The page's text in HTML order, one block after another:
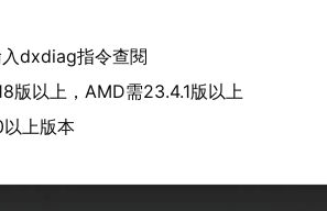
入dxdiag指令查閱
版以上，AMD需23.4.1版以上
上版本